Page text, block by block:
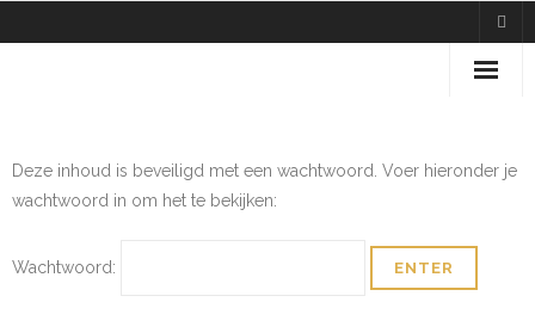
Over ons
Deze inhoud is beveiligd met een wachtwoord. Voer hieronder je
wachtwoord in om het te bekijken:
Wachtwoord: